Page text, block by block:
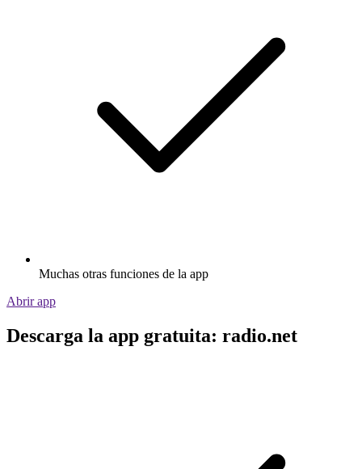
Muchas otras funciones de la app
Abrir app
Descarga la app gratuita: radio.net